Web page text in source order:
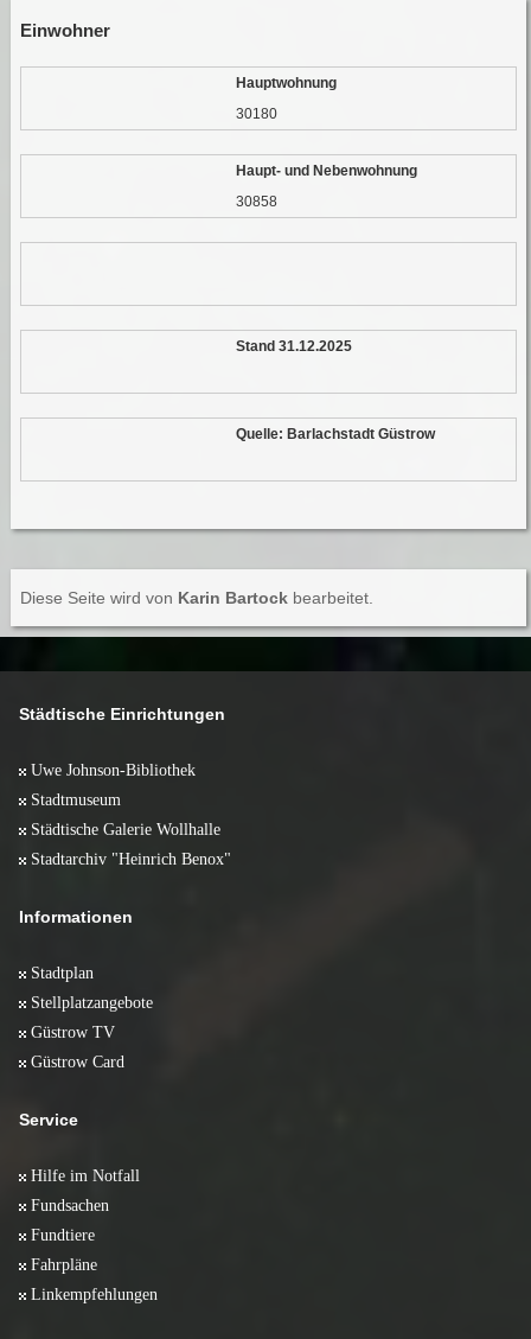
Einwohner
Hauptwohnung
30180
Haupt- und Nebenwohnung
30858
Stand 31.12.2025
Quelle: Barlachstadt Güstrow
Diese Seite wird von Karin Bartockbearbeitet.
Städtische Einrichtungen
Uwe Johnson-Bibliothek
Stadtmuseum
Städtische Galerie Wollhalle
Stadtarchiv "Heinrich Benox"
Informationen
Stadtplan
Stellplatzangebote
Güstrow TV
Güstrow Card
Service
Hilfe im Notfall
Fundsachen
Fundtiere
Fahrpläne
Linkempfehlungen